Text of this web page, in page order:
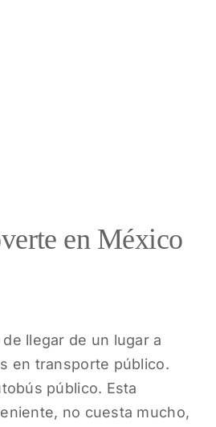
en México
llegar de un lugar a
en transporte público.
público. Esta
no cuesta mucho,